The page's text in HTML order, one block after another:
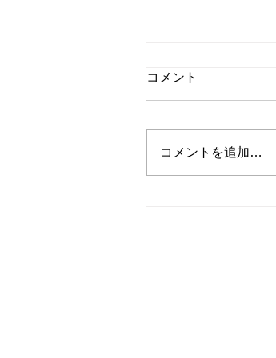
コメント
コメントを追加…